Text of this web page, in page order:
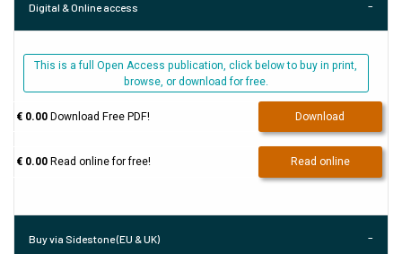
Digital & Online access
This is a full Open Access publication, click below to buy in print,
browse, or download for free.
€ 0.00Download Free PDF! Download
€ 0.00Read online for free! Read online
Buy via Sidestone (EU & UK)